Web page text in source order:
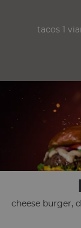
tacos 1
cheese burger,